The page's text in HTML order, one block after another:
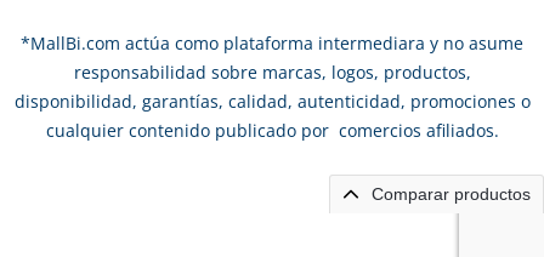
*MallBi.com actúa como plataforma intermediara y no asume
responsabilidad sobre marcas, logos, productos,
disponibilidad, garantías, calidad, autenticidad, promociones o
cualquier contenido publicado por comercios afiliados.
Comparar productos